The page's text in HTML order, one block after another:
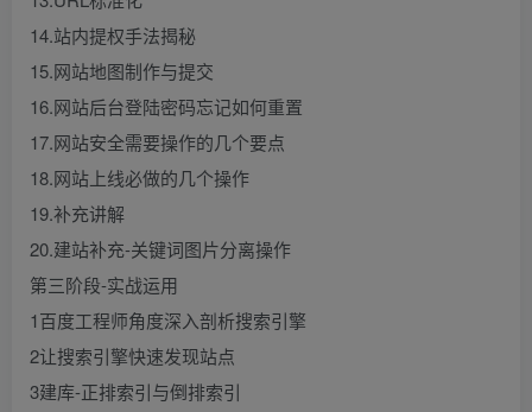
14.站内提权手法揭秘
15.网站地图制作与提交
16.网站后台登陆密码忘记如何重置
17.网站安全需要操作的几个要点
18.网站上线必做的几个操作
19.补充讲解
20.建站补充-关键词图片分离操作
第三阶段-实战运用
1百度工程师角度深入剖析搜索引擎
2让搜索引擎快速发现站点
3建库-正排索引与倒排索引